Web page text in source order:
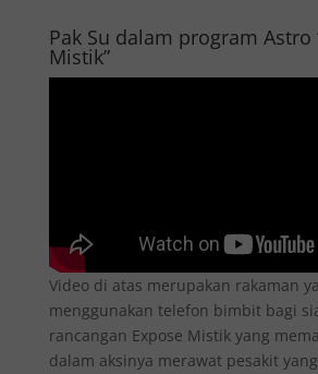
Pak Su dalam program Astro
Mistik”
Video di atas merupakan rakaman
menggunakan telefon bimbit bagi
rancangan Expose Mistik yang
dalam aksinya merawat pesakit